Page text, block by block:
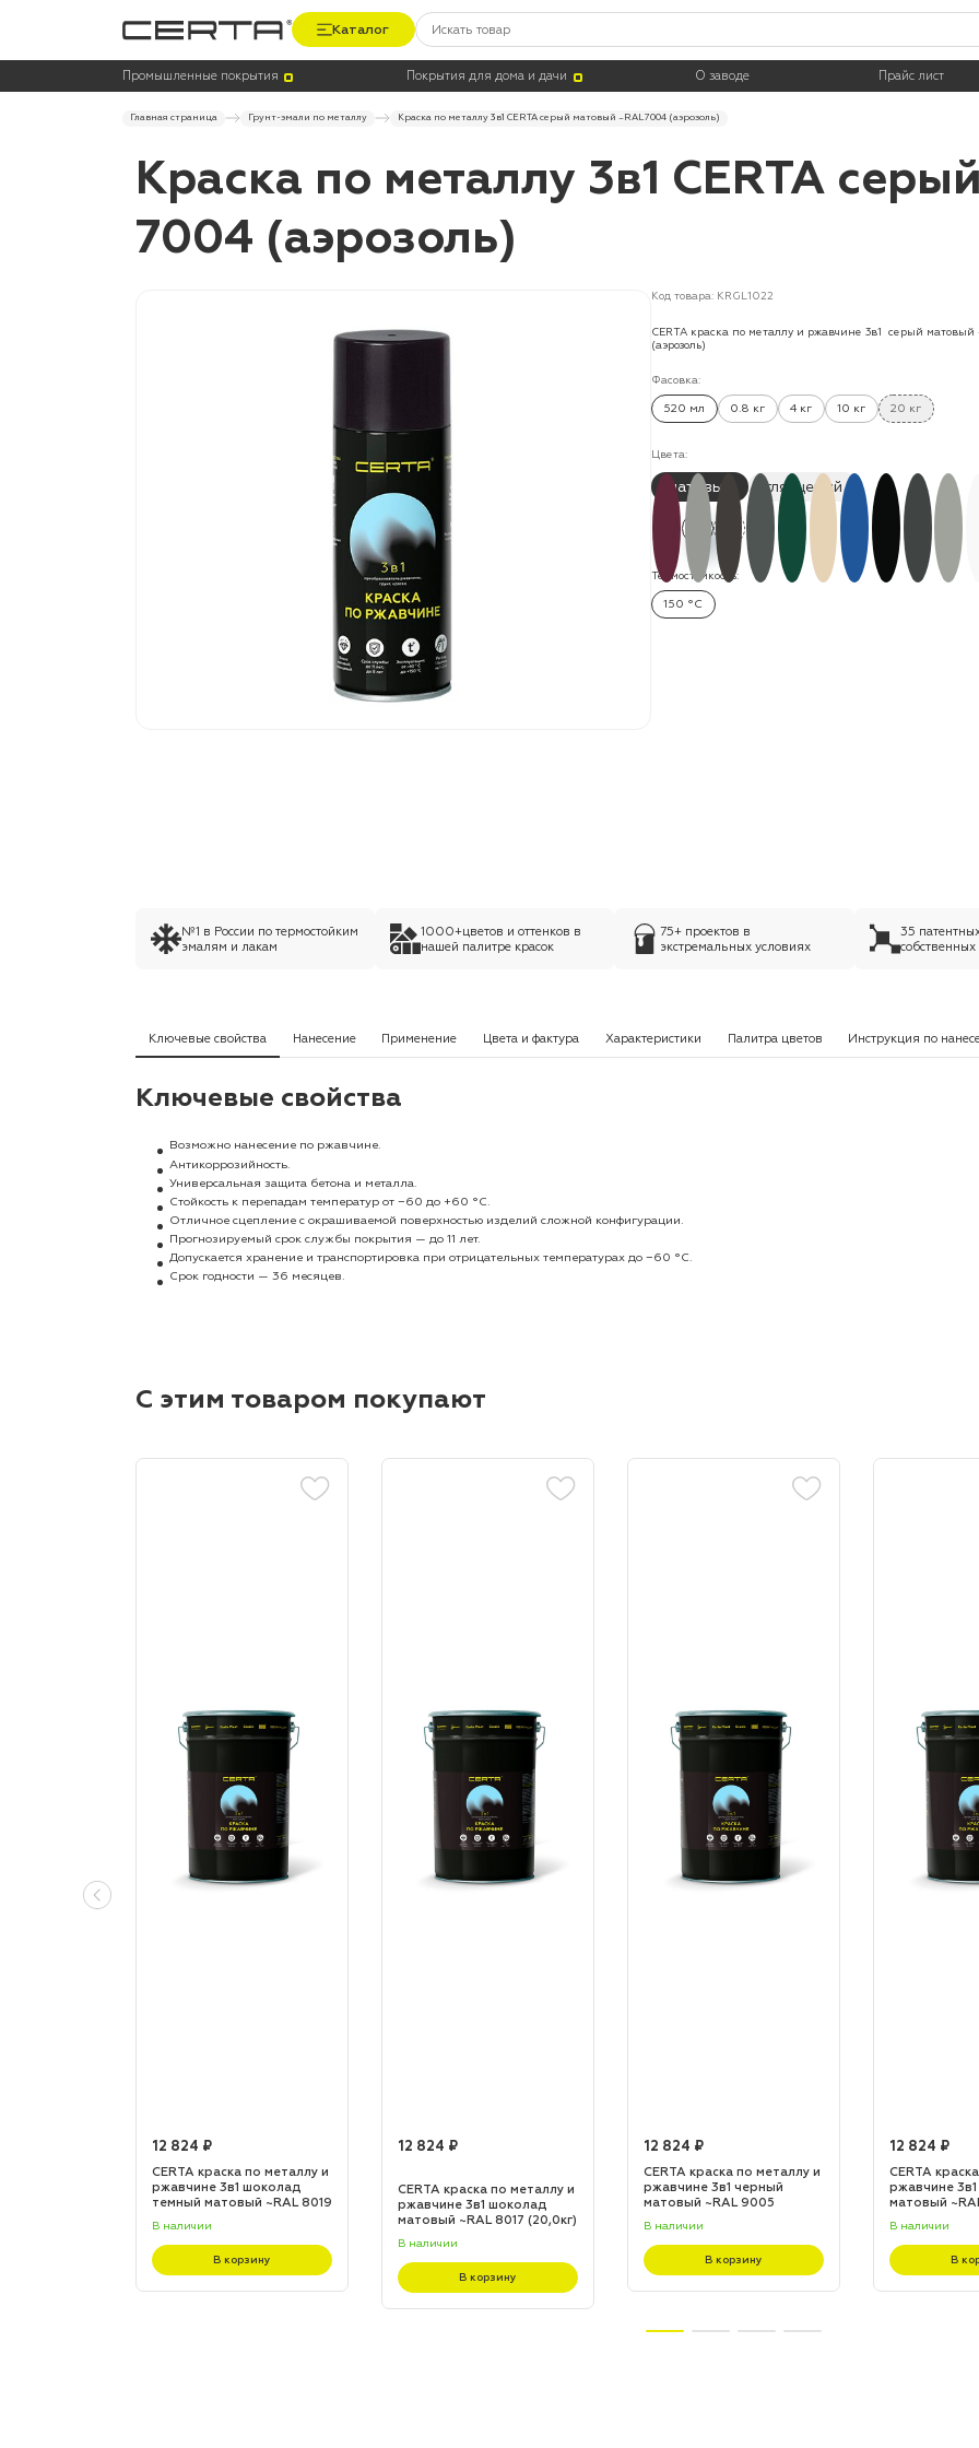
Каталог
Промышленные покрытия Покрытия для дома и дачи О заводе Прайс лист
Главная страница Грунт-эмали по металлу Краска по металлу 3в1 CERTA серый матовый ~RAL 7004 (аэрозоль)
Краска по металлу 3в1 CERTA
7004 (аэрозоль)
Код товара: KRGL1022
CERTA краска по металлу и ржавчине 3в1 серый матовый
(аэрозоль)
Фасовка:
520 мл 0.8 кг 4 кг 10 кг 20 кг
Цвета:
матовый глянцевый
Термостойкость:
150 °C
№1 в России по термостойким
эмалям и лакам
1000+цветов и оттенков в
нашей палитре красок
75+ проектов в
экстремальных условиях
35
собственных
Ключевые свойства Нанесение Применение Цвета и фактура Характеристики Палитра цветов Инструкция по
Ключевые свойства
Возможно нанесение по ржавчине.
Антикоррозийность.
Универсальная защита бетона и металла.
Стойкость к перепадам температур от −60 до +60 °С.
Отличное сцепление с окрашиваемой поверхностью изделий сложной конфигурации.
Прогнозируемый срок службы покрытия — до 11 лет.
Допускается хранение и транспортировка при отрицательных температурах до −60 °С.
Срок годности — 36 месяцев.
С этим товаром покупают
12 824 ₽
CERTA краска по металлу и
ржавчине 3в1 шоколад
темный матовый ~RAL 8019
В наличии
В корзину
12 824 ₽
CERTA краска по металлу и
ржавчине 3в1 шоколад
матовый ~RAL 8017 (20,0кг)
В наличии
В корзину
12 824 ₽
CERTA краска по металлу и
ржавчине 3в1 черный
матовый ~RAL 9005
В наличии
В корзину
12 824 ₽
CERTA
ржавчине
матовый
В наличии
В